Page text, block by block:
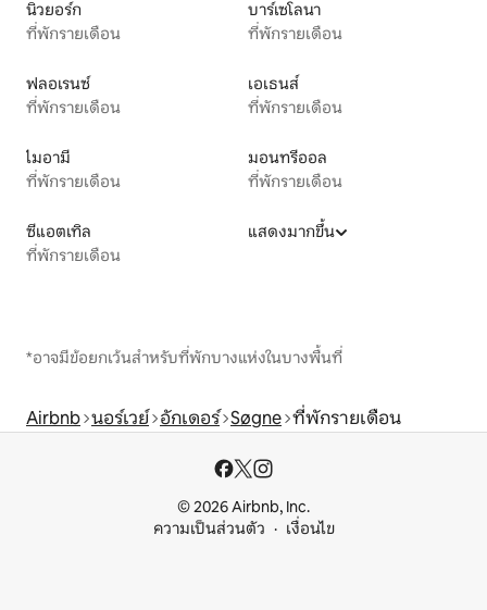
นิวยอร์ก
ที่พักรายเดือน
บาร์เซโลนา
ที่พักรายเดือน
ฟลอเรนซ์
ที่พักรายเดือน
เอเธนส์
ที่พักรายเดือน
ไมอามี
ที่พักรายเดือน
มอนทรีออล
ที่พักรายเดือน
ซีแอตเทิล
ที่พักรายเดือน
แสดงมากขึ้น
*อาจมีข้อยกเว้นสำหรับที่พักบางแห่งในบางพื้นที่
Airbnb นอร์เวย์ อักเดอร์ Søgne ที่พักรายเดือน
© 2026 Airbnb, Inc.
ความเป็นส่วนตัว
เงื่อนไข